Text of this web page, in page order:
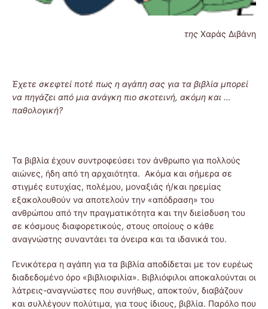
της Χαράς Διβάνη
Έχετε σκεφτεί ποτέ πως η αγάπη σας για τα βιβλία μπορεί
να πηγάζει από μια ανάγκη πιο σκοτεινή, ακόμη και …
παθολογική?
Τα βιβλία έχουν συντροφεύσει τον άνθρωπο για πολλούς
αιώνες, ήδη από τη αρχαιότητα. Ακόμα και σήμερα σε
στιγμές ευτυχίας, πολέμου, μοναξιάς ή/και ηρεμίας
εξακολουθούν να αποτελούν την «απόδραση» του
ανθρώπου από την πραγματικότητα και την διείσδυση του
σε κόσμους διαφορετικούς, στους οποίους ο κάθε
αναγνώστης συναντάει τα όνειρα και τα ιδανικά του.
Γενικότερα η αγάπη για τα βιβλία αποδίδεται με τον ευρέως
διαδεδομένο όρο «βιβλιοφιλία». Βιβλιόφιλοι αποκαλούνται οι
λάτρεις-αναγνώστες που συνήθως, αποκτούν, διαβάζουν
και συλλέγουν πολύτιμα, για τους ίδιους, βιβλία. Παρόλο που